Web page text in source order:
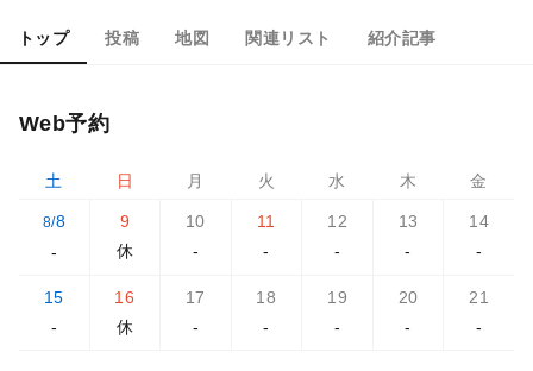
トップ 投稿 地図 関連リスト 紹介記事
Web予約
土 日 月 火 水 木 金
8/8
-
9
休
10
-
11
-
12
-
13
-
14
-
15
-
16
休
17
-
18
-
19
-
20
-
21
-